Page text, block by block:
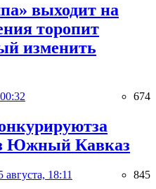
выходит на
торопит
изменить
674
Южный Кавказ
августа, 18:11 845